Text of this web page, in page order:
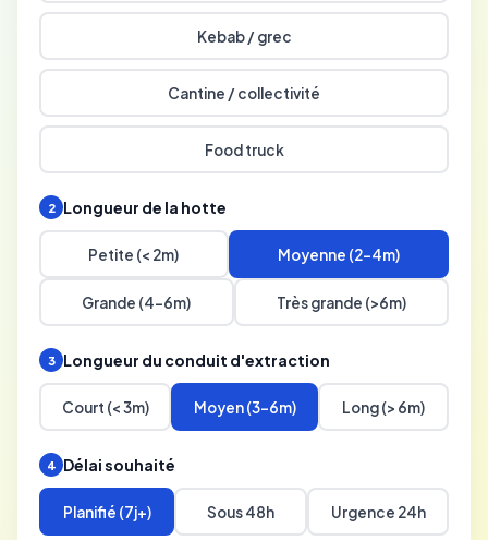
Kebab / grec
Cantine / collectivité
Food truck
2 Longueur de la hotte
Petite (< 2m) Moyenne (2-4m)
Grande (4-6m) Très grande (>6m)
3 Longueur du conduit d'extraction
Court (< 3m) Moyen (3-6m) Long (> 6m)
4 Délai souhaité
Planifié (7j+) Sous 48h Urgence 24h